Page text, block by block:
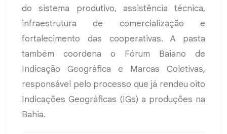
do sistema produtivo, assistência técnica,
infraestrutura de comercialização e
fortalecimento das cooperativas. A pasta
também coordena o Fórum Baiano de
Indicação Geográfica e Marcas Coletivas,
responsável pelo processo que já rendeu oito
Indicações Geográficas (IGs) a produções na
Bahia.